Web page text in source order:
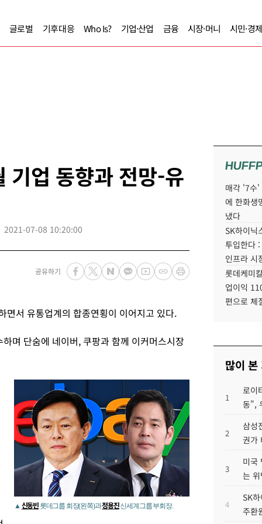
글로벌 기후대응 Who Is? 기업·산업 금융 시장·머니 시민·경
업 동향과 전망-유
2021-07-08 10:20:00
공유하기
면서 유통업계의 합종연횡이 이어지고 있다.
며 단숨에 네이버, 쿠팡과 함께 이커머스시장
▲ 신동빈 롯데그룹 회장(왼쪽)과정용진신세계그룹 부회장.
매각 '7수'
에 한화생
냈다
SK하이
투입한다
인프라 시
롯데케미
업이익
편으로 체
많이 본
1
로이
동",
2
삼성
권가
3
미국
는
4
SK
주환